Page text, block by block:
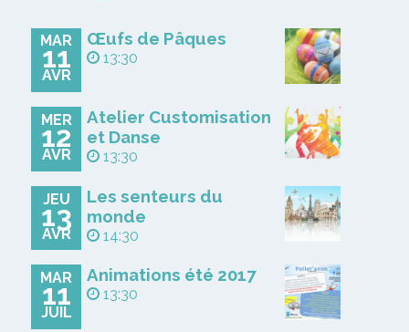
MAR
11
AVR
Œufs de Pâques
13:30
MER
12
AVR
Atelier Customisation
et Danse
13:30
JEU
13
AVR
Les senteurs du
monde
14:30
MAR
11
JUIL
Animations été 2017
13:30